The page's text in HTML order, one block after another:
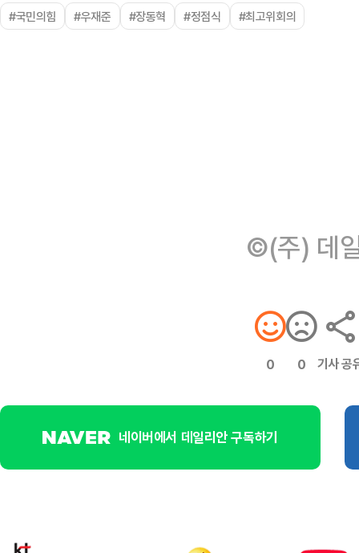
#국민의힘 #우재준 #장동혁 #정점식 #최고위회의
©(주) 데
0 0 기사 공
네이버에서 데일리안 구독하기